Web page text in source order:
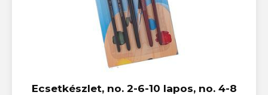
Ecsetkészlet, no. 2-6-10 lapos, no. 4-8